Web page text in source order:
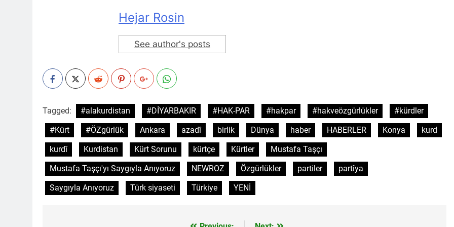
1 Yıl Ago
HAK-PAR
genel merkezde toplanarak gündemindeki konuları görüştü ve aşağıdaki
1 Yıl Ago
BAŞTA KÜRT HALKI OLMAK ÜZERE HERKESİN, MEŞRU HAKLARININ TESLİM
1 Yıl Ago
HAK-PAR, PDK-BAKUR, PSK, PWK, Diyarbakır e Mardin’de Halepçe Soykırımı’nı
Ulusal Birlik ve Kürdistan’ın Özgürlüğüyle Sarılabilir
1 Yıl Ago
Ahmed el Şara ve Mazlum Abdi’nin imzaladığı anlaşma, Kürtlerin kolektif
1 Yıl Ago
HAK-PAR Adana İl Kadın Komisyonu 8 Mart Dünya Kadınlar gününü kutladı
1 Yıl Ago
HAK-PAR Fransa Konferansı Başarıyla Sonuçlandı Düzgün KAPLAN; ‘PKK’
Hejar Rosin
See author's posts
Tagged: #alakurdistan #DİYARBAKIR #HAK-PAR #hakpar #hakveözgürlükler
#kürdler
#Kürt
#ÖZgürlük Ankara azadî birlik Dünya haber HABERLER Konya
kurd
kurdî
Kurdistan Kürt Sorunu kürtçe Kürtler
Mustafa Taşçı
Mustafa Taşçı'yı Saygıyla Anıyoruz
NEWROZ Özgürlükler partiler
partîya
Saygıyla Anıyoruz
Türk siyaseti Türkiye YENİ